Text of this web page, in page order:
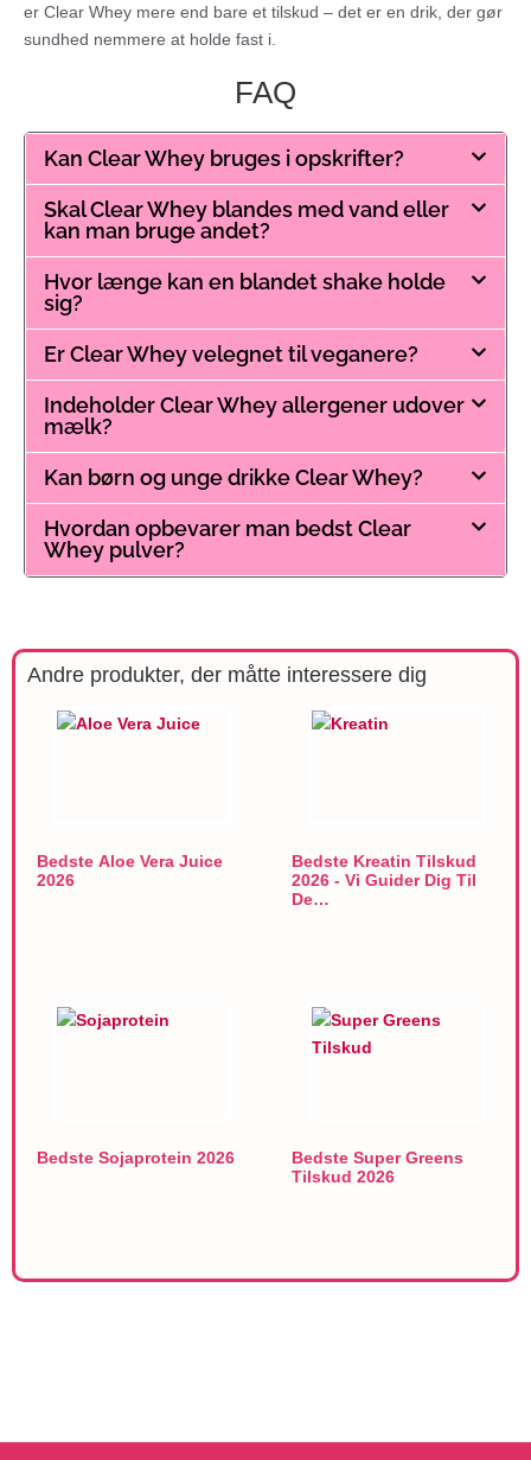
er Clear Whey mere end bare et tilskud – det er en drik, der gør
sundhed nemmere at holde fast i.
FAQ
Kan Clear Whey bruges i opskrifter?
Skal Clear Whey blandes med vand eller
kan man bruge andet?
Hvor længe kan en blandet shake holde
sig?
Er Clear Whey velegnet til veganere?
Indeholder Clear Whey allergener udover
mælk?
Kan børn og unge drikke Clear Whey?
Hvordan opbevarer man bedst Clear
Whey pulver?
Andre produkter, der måtte interessere dig
Bedste Aloe Vera Juice
2026
Bedste Kreatin Tilskud
2026 - Vi Guider Dig Til
De…
Bedste Sojaprotein 2026
Bedste Super Greens
Tilskud 2026